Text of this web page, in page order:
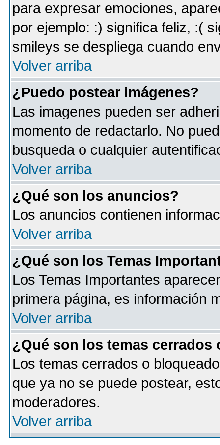
para expresar emociones,
por ejemplo: :) significa feliz, :(
smileys se despliega cuando
Volver arriba
¿Puedo postear imágenes?
Las imagenes pueden ser
momento de redactarlo. No
busqueda o cualquier
Volver arriba
¿Qué son los anuncios?
Los anuncios contienen
Volver arriba
¿Qué son los Temas
Los Temas Importantes
primera página, es información
Volver arriba
¿Qué son los temas cerrados
Los temas cerrados o
que ya no se puede postear,
moderadores.
Volver arriba